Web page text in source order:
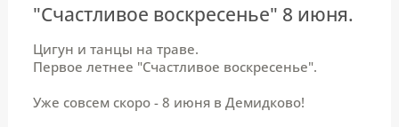
"Счастливое воскресенье" 8 июня.
Цигун и танцы на траве.
Первое летнее "Счастливое воскресенье".
Уже совсем скоро - 8 июня в Демидково!